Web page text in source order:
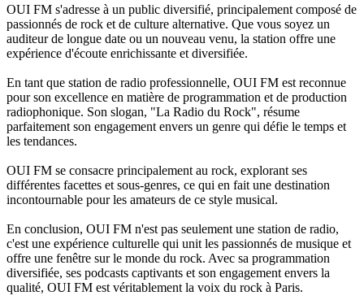
OUI FM s'adresse à un public diversifié, principalement composé de
passionnés de rock et de culture alternative. Que vous soyez un
auditeur de longue date ou un nouveau venu, la station offre une
expérience d'écoute enrichissante et diversifiée.
En tant que station de radio professionnelle, OUI FM est reconnue
pour son excellence en matière de programmation et de production
radiophonique. Son slogan, "La Radio du Rock", résume
parfaitement son engagement envers un genre qui défie le temps et
les tendances.
OUI FM se consacre principalement au rock, explorant ses
différentes facettes et sous-genres, ce qui en fait une destination
incontournable pour les amateurs de ce style musical.
En conclusion, OUI FM n'est pas seulement une station de radio,
c'est une expérience culturelle qui unit les passionnés de musique et
offre une fenêtre sur le monde du rock. Avec sa programmation
diversifiée, ses podcasts captivants et son engagement envers la
qualité, OUI FM est véritablement la voix du rock à Paris.